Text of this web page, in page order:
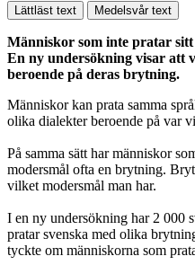
Lättläst text Medelsvår text
Människor som inte pratar
En ny undersökning visar att
beroende på deras brytning.
Människor kan prata samma
olika dialekter beroende på var
På samma sätt har människor
modersmål ofta en brytning.
vilket modersmål man har.
I en ny undersökning har 2 000
pratar svenska med olika
tyckte om människorna som